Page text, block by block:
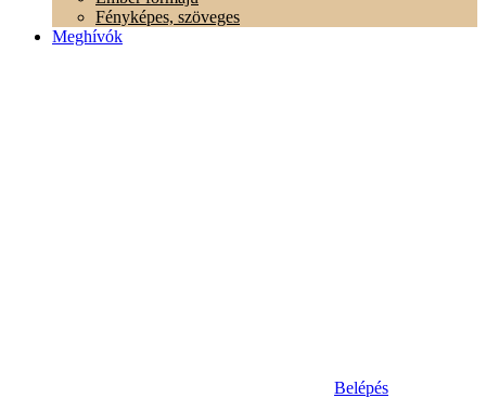
Fényképes, szöveges
Meghívók
Belépés